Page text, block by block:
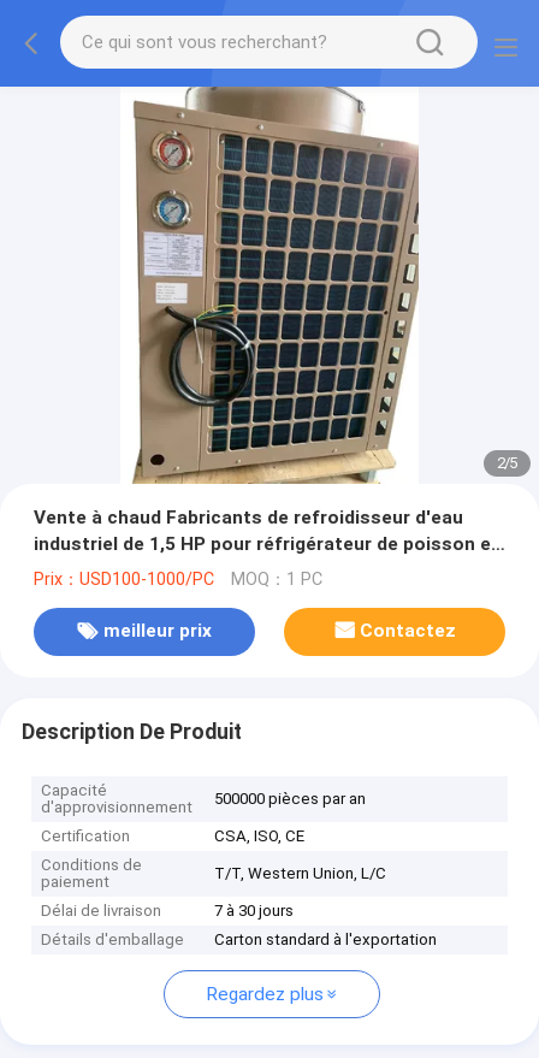
2/5
Vente à chaud Fabricants de refroidisseur d'eau
industriel de 1,5 HP pour réfrigérateur de poisson et
fruits de mer
Prix：USD100-1000/PC MOQ：1 PC
meilleur prix Contactez
Description De Produit
Capacité
d'approvisionnement
500000 pièces par an
Certification
CSA, ISO, CE
Conditions de
paiement
T/T, Western Union, L/C
Délai de livraison
7 à 30 jours
Détails d'emballage
Carton standard à l'exportation
Regardez plus